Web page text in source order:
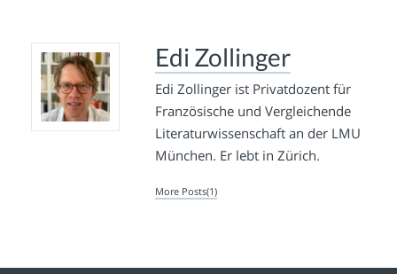
Edi Zollinger
Edi Zollinger ist Privatdozent für
Französische und Vergleichende
Literaturwissenschaft an der LMU
München. Er lebt in Zürich.
More Posts(1)